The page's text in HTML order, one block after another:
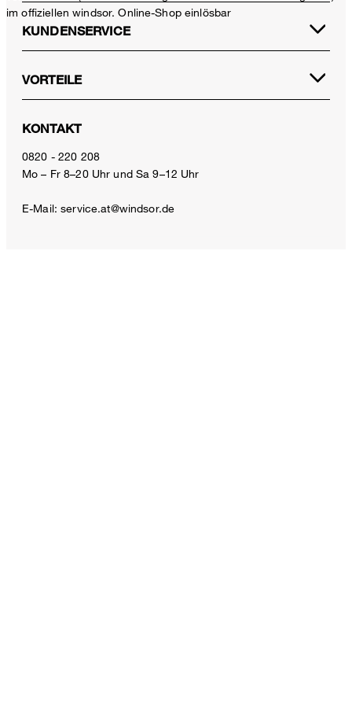
im offiziellen windsor. Online-Shop einlösbar
KUNDENSERVICE
VORTEILE
KONTAKT
0820 - 220 208
Mo – Fr 8–20 Uhr und Sa 9–12 Uhr
E-Mail:service.at@windsor.de